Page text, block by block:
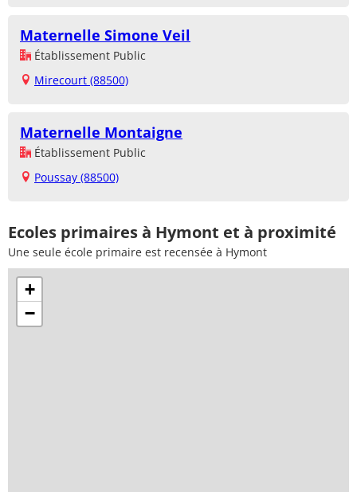
Maternelle Simone Veil
Établissement Public
Mirecourt (88500)
Maternelle Montaigne
Établissement Public
Poussay (88500)
Ecoles primaires à Hymont et à proximité
Une seule école primaire est recensée à Hymont
+
−